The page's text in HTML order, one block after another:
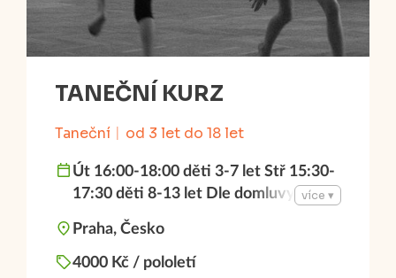
TANEČNÍ KURZ
Taneční od 3 let do 18 let
Út 16:00-18:00 děti 3-7 let Stř 15:30-
17:30 děti 8-13 let Dle domluvy 14-18
více ▾
Praha, Česko
4000 Kč / pololetí